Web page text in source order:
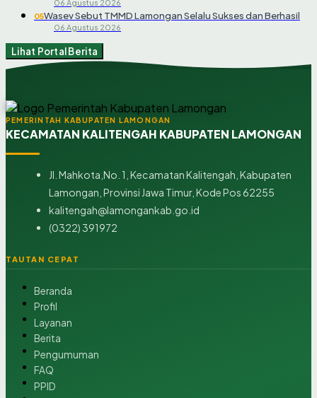
06 Agustus 2026
05Wasev Sebut TMMD Lamongan Selalu Sukses dan Berhasil
06 Agustus 2026
Lihat Portal Berita
PEMERINTAH KABUPATEN LAMONGAN
KECAMATAN KALITENGAH KABUPATEN LAMONGAN
Jl. Mahkota,No. 1, Kecamatan Kalitengah, Kabupaten
Lamongan, Provinsi Jawa Timur, Kode Pos 62255
kalitengah@lamongankab.go.id
(0322) 391972
TAUTAN CEPAT
Beranda
Profil
Layanan
Berita
Pengumuman
FAQ
PPID